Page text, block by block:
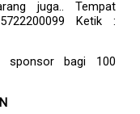
juga.. Tempat
Ketik :
sponsor bagi 100